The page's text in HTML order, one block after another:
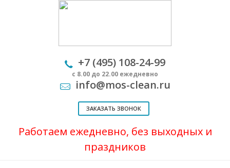
+7 (495) 108-24-99
с 8.00 до 22.00 ежедневно
info@mos-clean.ru
ЗАКАЗАТЬ ЗВОНОК
Работаем ежедневно, без выходных и
праздников